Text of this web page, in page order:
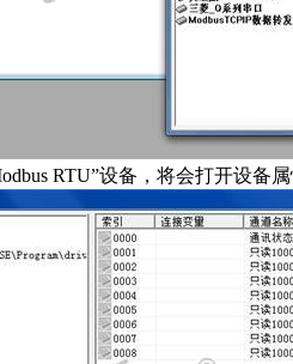
RTU”设备，将会打开设备